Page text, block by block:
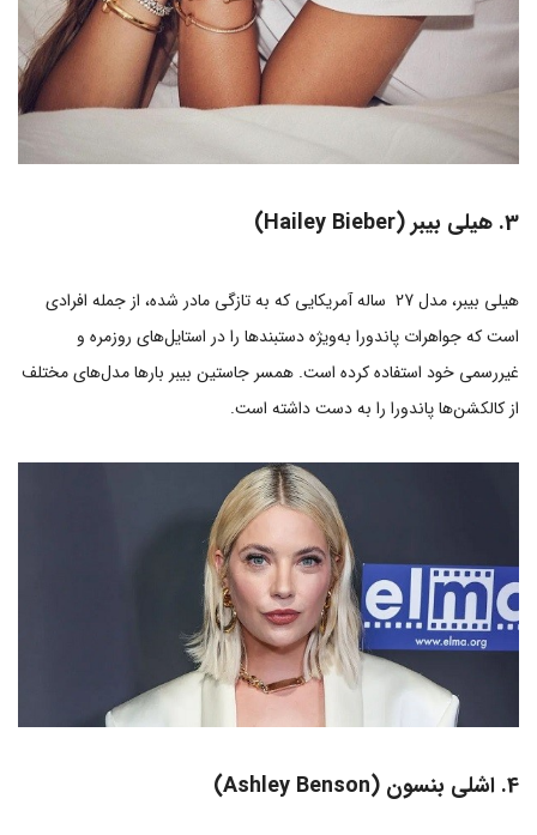
3. هیلی بیبر (Hailey Bieber)
هیلی بیبر، مدل 27 ساله آمریکایی که به تازگی مادر شده، از جمله افرادی
است که جواهرات پاندورا به‌ویژه دستبندها را در استایل‌های روزمره و
غیررسمی خود استفاده کرده است. همسر جاستین بیبر بارها مدل‌های مختلف
از کالکشن‌ها پاندورا را به دست داشته است.
4. اشلی بنسون (Ashley Benson)